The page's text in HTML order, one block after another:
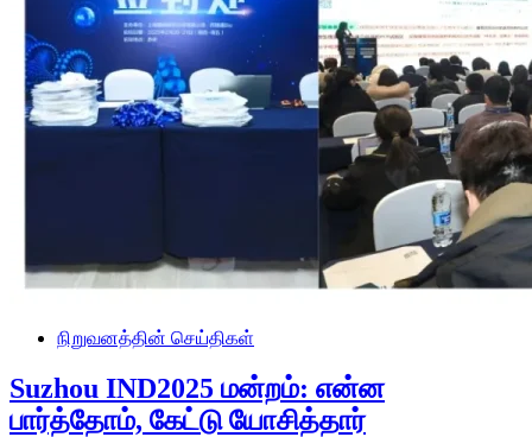
நிறுவனத்தின் செய்திகள்
Suzhou IND2025 மன்றம்: என்ன
பார்த்தோம், கேட்டு யோசித்தார்